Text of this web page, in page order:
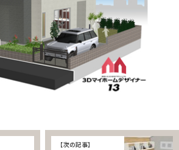
【次の記事】